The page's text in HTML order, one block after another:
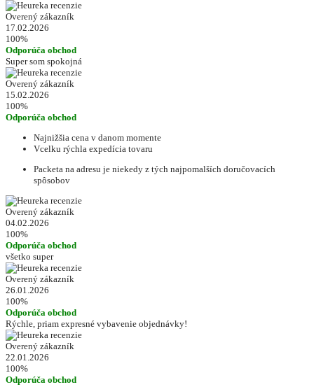
Overený zákazník
17.02.2026
100%
Odporúča obchod
Super som spokojná
Overený zákazník
15.02.2026
100%
Odporúča obchod
Najnižšia cena v danom momente
Vcelku rýchla expedícia tovaru
Packeta na adresu je niekedy z tých najpomalších doručovacích
spôsobov
Overený zákazník
04.02.2026
100%
Odporúča obchod
všetko super
Overený zákazník
26.01.2026
100%
Odporúča obchod
Rýchle, priam expresné vybavenie objednávky!
Overený zákazník
22.01.2026
100%
Odporúča obchod